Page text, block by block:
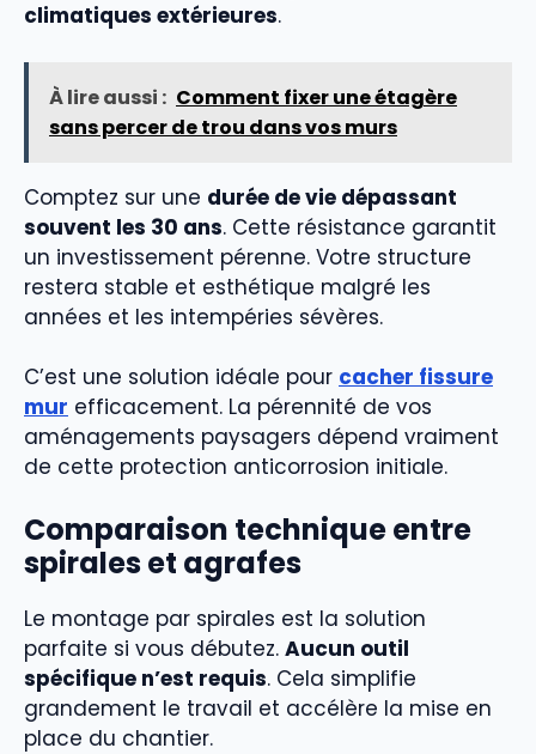
climatiques extérieures.
À lire aussi : Comment fixer une étagère
sans percer de trou dans vos murs
Comptez sur une durée de vie dépassant
souvent les 30 ans. Cette résistance garantit
un investissement pérenne. Votre structure
restera stable et esthétique malgré les
années et les intempéries sévères.
C’est une solution idéale pour cacher fissure
mur efficacement. La pérennité de vos
aménagements paysagers dépend vraiment
de cette protection anticorrosion initiale.
Comparaison technique entre
spirales et agrafes
Le montage par spirales est la solution
parfaite si vous débutez. Aucun outil
spécifique n’est requis. Cela simplifie
grandement le travail et accélère la mise en
place du chantier.